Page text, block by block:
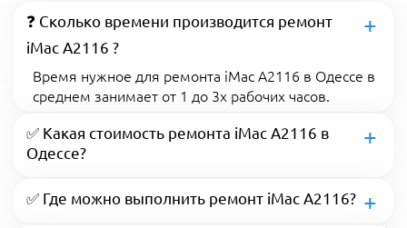
❓ Сколько времени производится ремонт
iMac A2116 ?
Время нужное для ремонта iMac A2116 в Одессе в
среднем занимает от 1 до 3х рабочих часов.
✅ Какая стоимость ремонта iMac A2116 в
Одессе?
✅ Где можно выполнить ремонт iMac A2116?